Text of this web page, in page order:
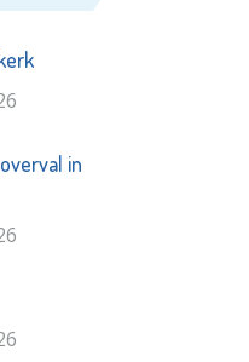
in